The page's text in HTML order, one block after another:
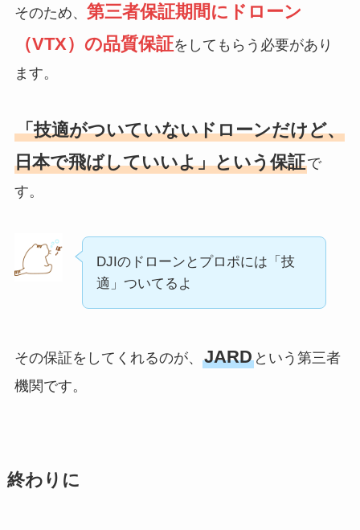
そのため、 第三者保証期間にドローン
（VTX）の品質保証をしてもらう必要があり
ます。
「技適がついていないドローンだけど、
日本で飛ばしていいよ」という保証で
す。
DJIのドローンとプロポには「技
適」ついてるよ
その保証をしてくれるのが、 JARDという第三者
機関です。
終わりに